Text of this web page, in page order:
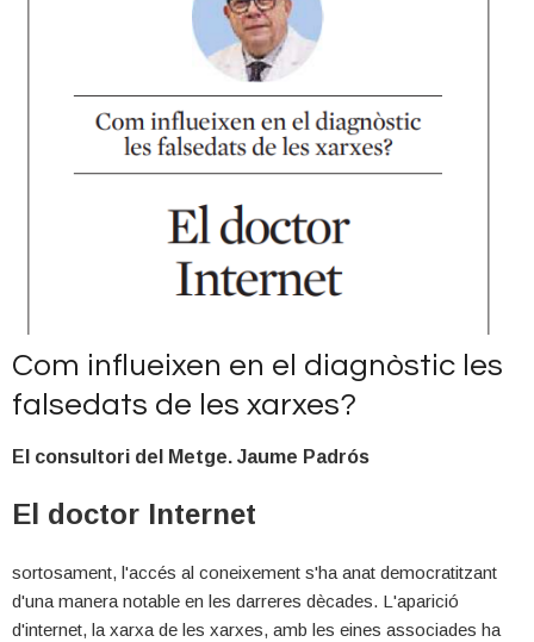
Com influeixen en el diagnòstic les
falsedats de les xarxes?
El consultori del Metge. Jaume Padrós
El doctor Internet
sortosament, l'accés al coneixement s'ha anat democratitzant
d'una manera notable en les darreres dècades. L'aparició
d'internet, la xarxa de les xarxes, amb les eines associades ha